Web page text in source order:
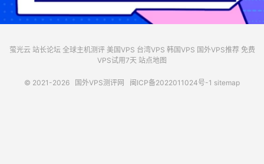
萤光云 站长论坛 全球主机测评 美国VPS 台湾VPS 韩国VPS 国外VPS推荐 免费
VPS试用7天 站点地图
© 2021-2026 国外VPS测评网 闽ICP备2022011024号-1 sitemap